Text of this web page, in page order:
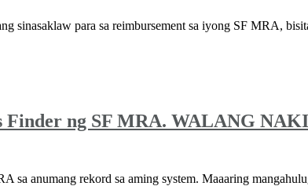
sinasaklaw para sa reimbursement sa iyong SF MRA,
Finder ng SF MRA. WALANG
sa anumang rekord sa aming system. Maaaring